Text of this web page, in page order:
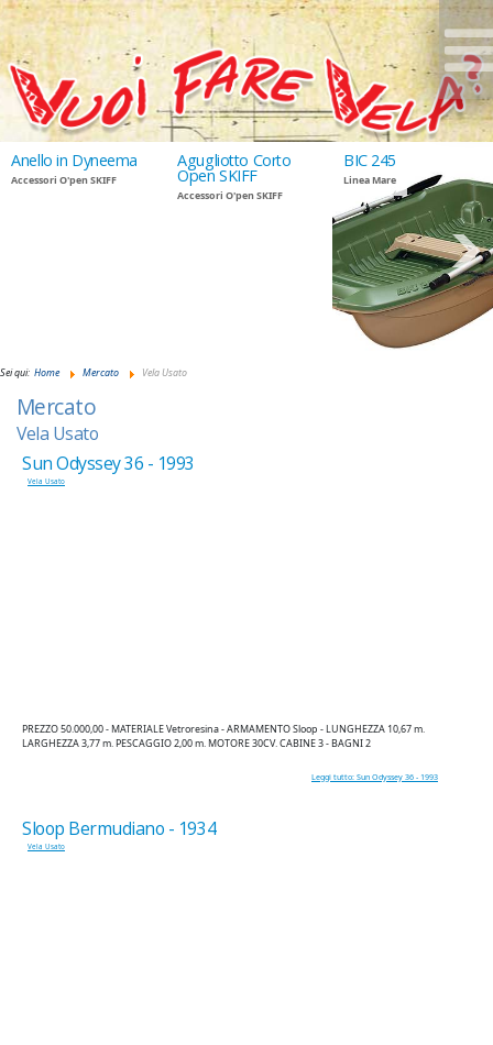
Anello in Dyneema
Accessori O'pen SKIFF
Agugliotto Corto
Open SKIFF
Accessori O'pen SKIFF
BIC 245
Linea Mare
Sei qui: Home Mercato Vela Usato
Mercato
Vela Usato
Sun Odyssey 36 - 1993
Vela Usato
PREZZO 50.000,00 - MATERIALE Vetroresina - ARMAMENTO Sloop - LUNGHEZZA 10,67 m.
LARGHEZZA 3,77 m. PESCAGGIO 2,00 m. MOTORE 30CV. CABINE 3 - BAGNI 2
Leggi tutto: Sun Odyssey 36 - 1993
Sloop Bermudiano - 1934
Vela Usato